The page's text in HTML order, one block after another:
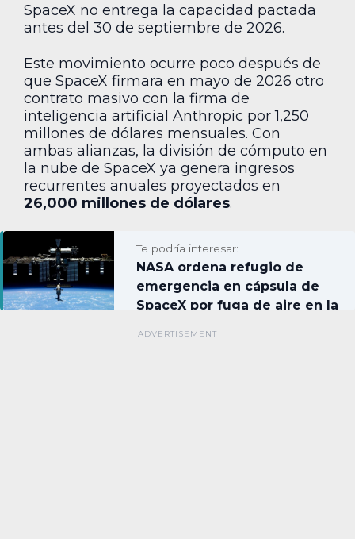
SpaceX no entrega la capacidad pactada
antes del 30 de septiembre de 2026.
Este movimiento ocurre poco después de
que SpaceX firmara en mayo de 2026 otro
contrato masivo con la firma de
inteligencia artificial Anthropic por 1,250
millones de dólares mensuales. Con
ambas alianzas, la división de cómputo en
la nube de SpaceX ya genera ingresos
recurrentes anuales proyectados en
26,000 millones de dólares.
Te podría interesar:
NASA ordena refugio de
emergencia en cápsula de
SpaceX por fuga de aire en la